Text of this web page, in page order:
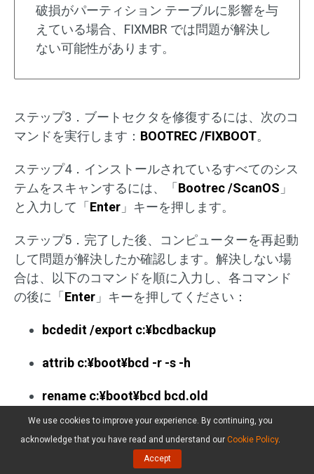
破損がパーティション テーブルに影響を与
えている場合、FIXMBR では問題が解決し
ない可能性があります。
ステップ3．ブートセクタを修復するには、次のコ
マンドを実行します： BOOTREC /FIXBOOT。
ステップ4．インストールされているすべてのシス
テムをスキャンするには、「 Bootrec /ScanOS 」
と入力して「 Enter 」キーを押します。
ステップ5．完了した後、コンピューターを再起動
して問題が解決したか確認します。解決しない場
合は、以下のコマンドを順に入力し、各コマンド
の後に「 Enter 」キーを押してください：
bcdedit /export c:¥bcdbackup
attrib c:¥boot¥bcd -r -s -h
rename c:¥boot¥bcd bcd.old
bootrec /rebuildbcd
ステップ6．コンピューターを再起動します。
We use cookies to improve your experience. By continuing, you
acknowledge that you have read and understand our Cookie Policy.
Accept